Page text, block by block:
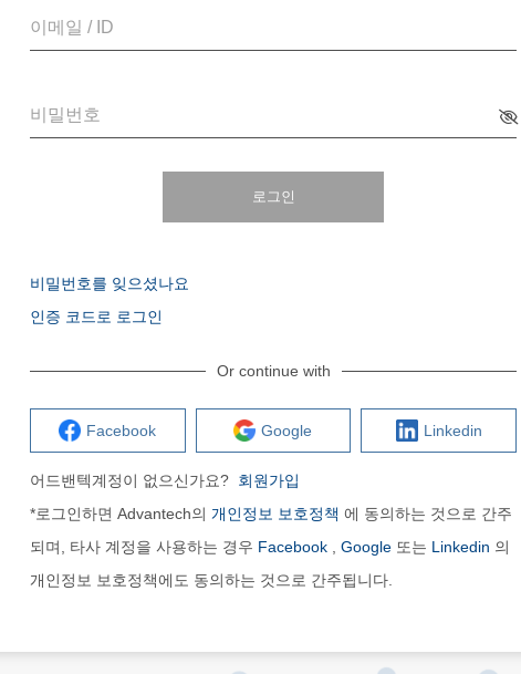
이메일 / ID
비밀번호
로그인
비밀번호를 잊으셨나요
인증 코드로 로그인
Or continue with
Facebook Google Linkedin
어드밴텍계정이 없으신가요? 회원가입
*로그인하면 Advantech의 개인정보 보호정책 에 동의하는 것으로 간주
되며, 타사 계정을 사용하는 경우 Facebook Google 또는 Linkedin 의
개인정보 보호정책에도 동의하는 것으로 간주됩니다.